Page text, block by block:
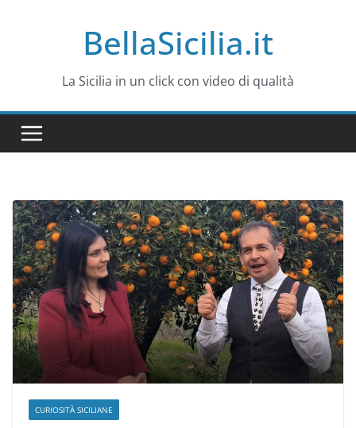
BellaSicilia.it
La Sicilia in un click con video di qualità
CURIOSITÀ SICILIANE